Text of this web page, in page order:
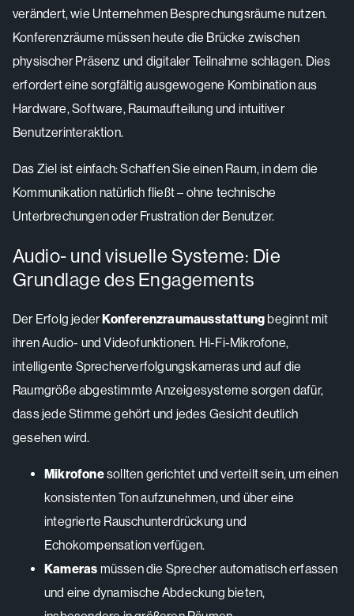
verändert, wie Unternehmen Besprechungsräume nutzen.
Konferenzräume müssen heute die Brücke zwischen
physischer Präsenz und digitaler Teilnahme schlagen. Dies
erfordert eine sorgfältig ausgewogene Kombination aus
Hardware, Software, Raumaufteilung und intuitiver
Benutzerinteraktion.
Das Ziel ist einfach: Schaffen Sie einen Raum, in dem die
Kommunikation natürlich fließt – ohne technische
Unterbrechungen oder Frustration der Benutzer.
Audio- und visuelle Systeme: Die
Grundlage des Engagements
Der Erfolg jederKonferenzraumausstattungbeginnt mit
ihren Audio- und Videofunktionen. Hi-Fi-Mikrofone,
intelligente Sprecherverfolgungskameras und auf die
Raumgröße abgestimmte Anzeigesysteme sorgen dafür,
dass jede Stimme gehört und jedes Gesicht deutlich
gesehen wird.
Mikrofonesollten gerichtet und verteilt sein, um einen
konsistenten Ton aufzunehmen, und über eine
integrierte Rauschunterdrückung und
Echokompensation verfügen.
Kameras müssen die Sprecher automatisch erfassen
und eine dynamische Abdeckung bieten,